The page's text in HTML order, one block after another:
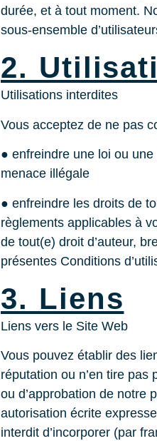
durée, et à tout moment.
sous‑ensemble
2.
Utilisations interdites
Vous acceptez de ne pas
● enfreindre une loi ou
menace illégale
● enfreindre les droits de
règlements applicables à
de tout(e) droit d’auteur,
présentes Conditions
3. Liens
Liens vers le Site Web
Vous pouvez établir des
réputation ou n’en tire pas
ou d’approbation de notre
autorisation écrite
interdit d’incorporer (par